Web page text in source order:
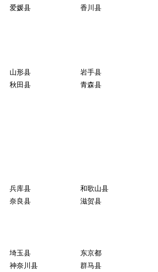
爱媛县
香川县
山形县
岩手县
秋田县 青森县
兵库县
和歌山县
奈良县 滋贺县
埼玉县
东京都
神奈川县 群马县